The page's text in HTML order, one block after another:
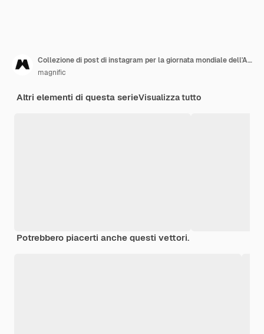
Collezione di post di instagram per la giornata mondiale dell'AIDS piatta disegnata a mano
magnific
Altri elementi di questa serieVisualizza tutto
Potrebbero piacerti anche questi vettori.